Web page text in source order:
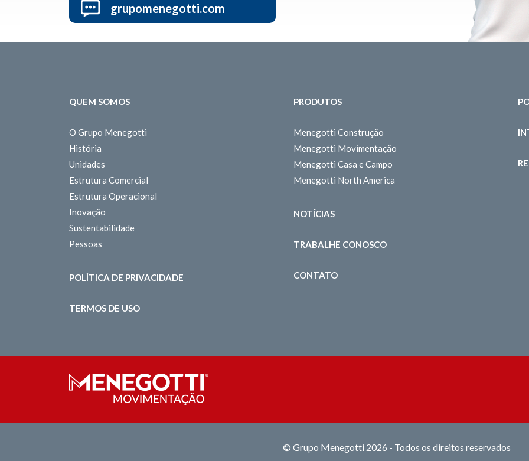
grupomenegotti.com
QUEM SOMOS
O Grupo Menegotti
História
Unidades
Estrutura Comercial
Estrutura Operacional
Inovação
Sustentabilidade
Pessoas
POLÍTICA DE PRIVACIDADE
TERMOS DE USO
PRODUTOS
Menegotti Construção
Menegotti Movimentação
Menegotti Casa e Campo
Menegotti North America
NOTÍCIAS
TRABALHE CONOSCO
CONTATO
© Grupo Menegotti 2026 - Todos os direitos reservados